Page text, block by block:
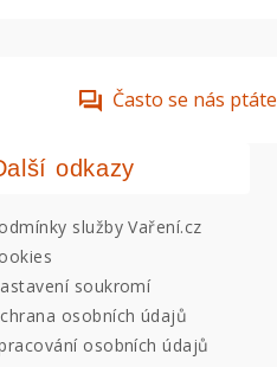
Často se nás ptáte
odkazy
služby Vaření.cz
soukromí
osobních údajů
osobních údajů